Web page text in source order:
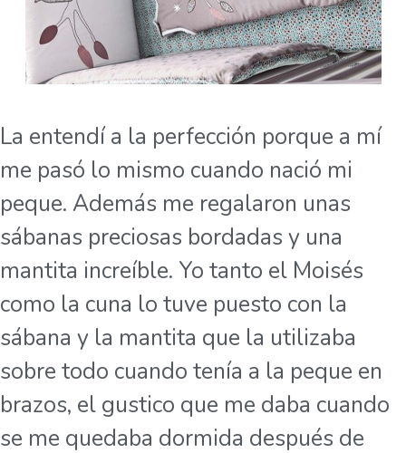
La entendí a la perfección porque a mí
me pasó lo mismo cuando nació mi
peque. Además me regalaron unas
sábanas preciosas bordadas y una
mantita increíble. Yo tanto el Moisés
como la cuna lo tuve puesto con la
sábana y la mantita que la utilizaba
sobre todo cuando tenía a la peque en
brazos, el gustico que me daba cuando
se me quedaba dormida después de